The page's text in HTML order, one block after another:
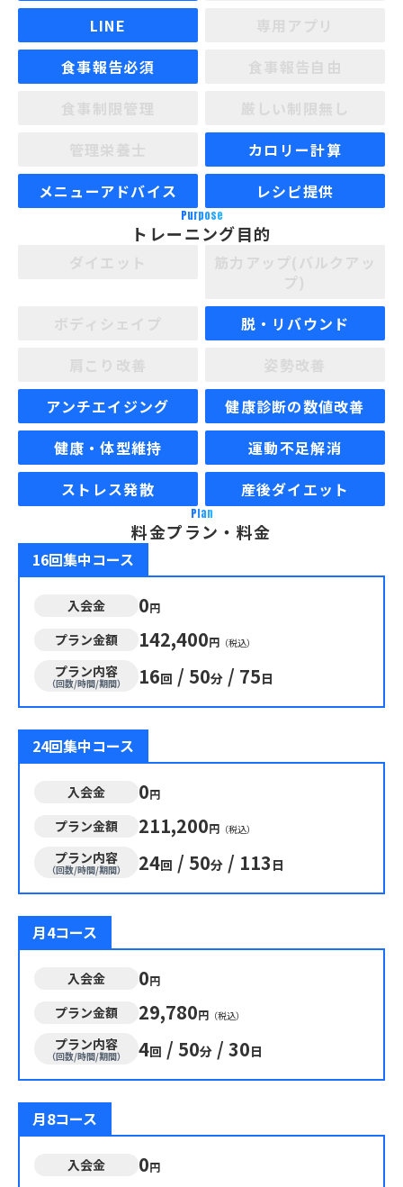
LINE
食事報告必須
カロリー計算
メニューアドバイス
レシピ提供
Purpose
トレーニング目的
脱・リバウンド
アンチエイジング
健康診断の数値改善
健康・体型維持
運動不足解消
ストレス発散
産後ダイエット
Plan
料金プラン・料金
16回集中コース
入会金 0円
プラン金額 142,400円 （税込）
プラン内容
（回数/時間/期間） 16回 / 50分 / 75日
24回集中コース
入会金 0円
プラン金額 211,200円 （税込）
プラン内容
（回数/時間/期間） 24回 / 50分 / 113 日
月4コース
入会金 0円
プラン金額 29,780円 （税込）
プラン内容
（回数/時間/期間） 4回 / 50分 / 30日
月8コース
入会金 0円